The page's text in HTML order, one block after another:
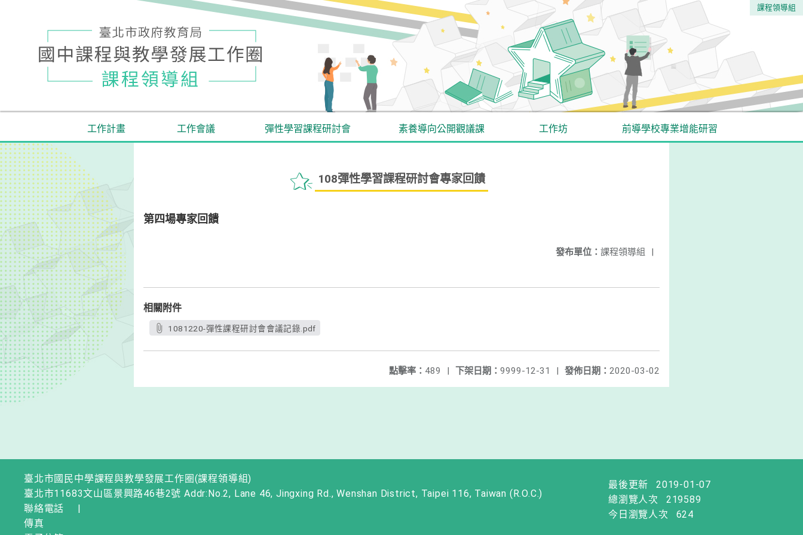
課程領導組
工作計畫 工作會議 彈性學習課程研討會 素養導向公開觀議課 工作坊 前導學校專業增能研習
108彈性學習課程研討會專家回饋
第四場專家回饋
發布單位： 課程領導組 |
相關附件
1081220-彈性課程研討會會議記錄.pdf
發佈日期： 2020-03-02
下架日期： 9999-12-31 |
點擊率： 489 |
臺北市國民中學課程與教學發展工作圈(課程領導組)
臺北市11683文山區景興路46巷2號 Addr:No.2, Lane 46, Jingxing Rd., Wenshan District, Taipei 116, Taiwan (R.O.C.)
聯絡電話
|
傳真
最後更新
2019-01-07
總瀏覽人次
219589
今日瀏覽人次
624